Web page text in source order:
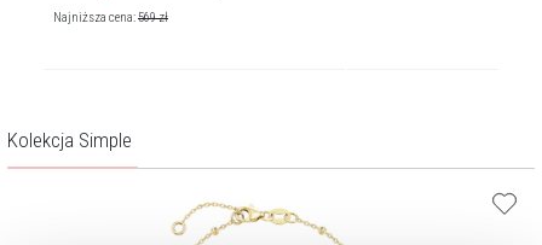
Najniższa cena:569zł
Kolekcja Simple